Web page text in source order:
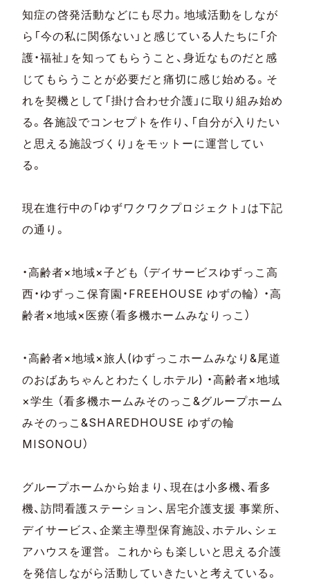
知症の啓発活動などにも尽力。地域活動をしなが
ら「今の私に関係ない」と感じている人たちに「介
護・福祉」を知ってもらうこと、身近なものだと感
じてもらうことが必要だと痛切に感じ始める。そ
れを契機として「掛け合わせ介護」に取り組み始め
る。各施設でコンセプトを作り、「自分が入りたい
と思える施設づくり」をモットーに運営してい
る。
現在進行中の「ゆずワクワクプロジェクト」は下記
の通り。
・高齢者×地域×子ども （デイサービスゆずっこ高
西・ゆずっこ保育園・FREEHOUSE ゆずの輪） ・高
齢者×地域×医療（看多機ホームみなりっこ）
・高齢者×地域×旅人(ゆずっこホームみなり&尾道
のおばあちゃんとわたくしホテル) ・高齢者×地域
×学生 （看多機ホームみそのっこ&グループホーム
みそのっこ&SHAREDHOUSE ゆずの輪
MISONOU）
グループホームから始まり、現在は小多機、看多
機、訪問看護ステーション、居宅介護支援 事業所、
デイサービス、企業主導型保育施設、ホテル、シェ
アハウスを運営。 これからも楽しいと思える介護
を発信しながら活動していきたいと考えている。